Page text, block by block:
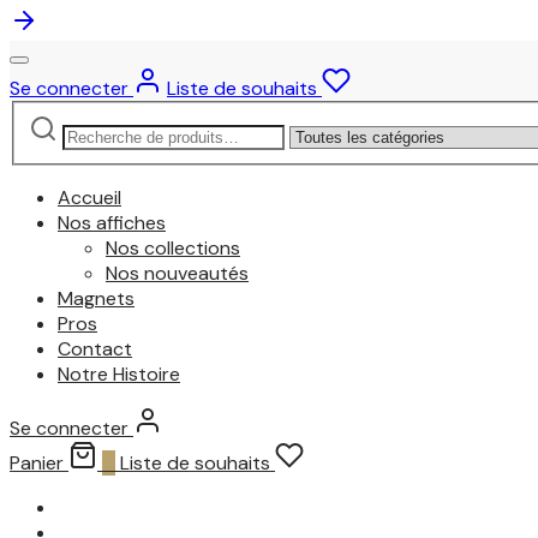
Se connecter
Liste de souhaits
Recherche
pour :
Narrow
by
category:
Accueil
Nos affiches
Nos collections
Nos nouveautés
Magnets
Pros
Contact
Notre Histoire
Se connecter
Panier
Liste de souhaits